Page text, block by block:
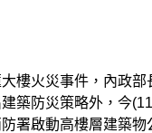
樓火災事件，內政
築防災策略外，今
署啟動高樓層建築物